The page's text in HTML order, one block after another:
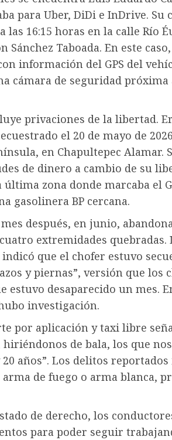
para Uber, DiDi e InDrive. Su
las 16:15 horas en la calle Río
Sánchez Taboada. En este
información del GPS del
cámara de seguridad
privaciones de la libertad.
el 20 de mayo de
en Chapultepec Alamar.
de dinero a cambio de su
zona donde marcaba el
gasolinera BP cercana.
después, en junio,
extremidades quebradas.
indicó que el chofer estuvo
y piernas”, versión que los
desaparecido un mes.
investigación.
por aplicación y taxi libre
de bala, los que
años”. Los delitos
de fuego o arma blanca,
de derecho, los
para poder seguir